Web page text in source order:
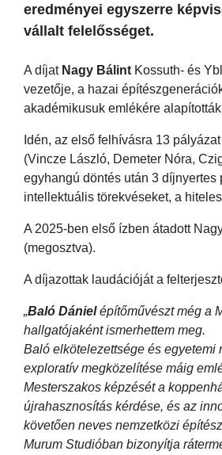
eredményei egyszerre
vállalt felelősséget.
A díjat Nagy Bálint Kossuth- és
vezetője, a hazai
akadémikusuk emlékére
Idén, az első felhívásra 13
(Vincze László, Demeter Nóra,
egyhangú döntés után 3
intellektuális törekvéseket, a
A 2025-ben első ízben átadott
(megosztva).
A díjazottak laudációját a
„Baló Dánielépítőművészt még a
hallgatójaként ismerhettem meg.
Baló elkötelezettsége és egyetemi
exploratív megközelítése máig
Mesterszakos képzését a
újrahasznosítás kérdése, és az
követően neves nemzetközi
Murum Studióban bizonyítja